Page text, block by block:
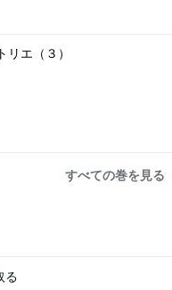
エ（３）
すべての巻を見る
る